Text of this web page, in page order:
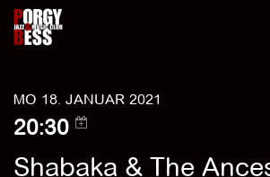
MO 18. JANUAR 2021
20:30
Shabaka & The